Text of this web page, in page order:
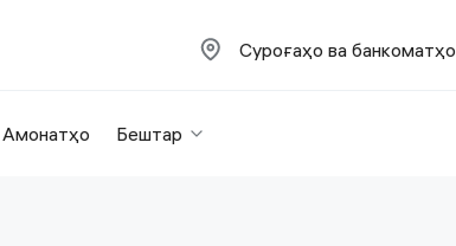
Суроғаҳо ва банкоматҳо
Амонатҳо Бештар